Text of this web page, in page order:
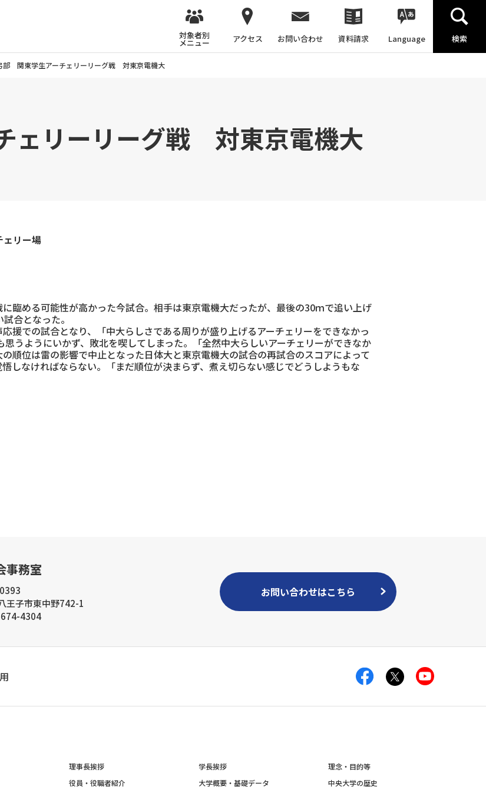
対象者別
メニュー アクセス お問い合わせ 資料請求 Language 検索
部 関東学生アーチェリーリーグ戦 対東京電機大
ェリーリーグ戦 対東京電機大
リー場
臨める可能性が高かった今試合。相手は東京電機大だったが、最後の30ｍで追い上げ
合となった。
援での試合となり、「中大らしさである周りが盛り上げるアーチェリーをできなかっ
うようにいかず、敗北を喫してしまった。「全然中大らしいアーチェリーができなか
順位は雷の影響で中止となった日体大と東京電機大の試合の再試合のスコアによって
しなければならない。「まだ順位が決まらず、煮え切らない感じでどうしようもな
事務室
王子市東中野742-1
4304
お問い合わせはこちら
理事長挨拶 学長挨拶
理念・目的等
役員・役職者紹介
大学概要・基礎データ
中央大学の歴史